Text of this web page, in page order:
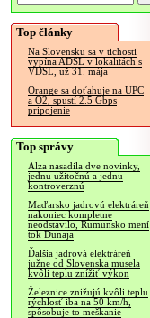
Top články
Na Slovensku sa v tichosti
vypína ADSL v lokalitách s
VDSL, už 31. mája
Orange sa doťahuje na UPC
a O2, spustí 2.5 Gbps
pripojenie
Top správy
Alza nasadila dve novinky,
jednu užitočnú a jednu
kontroverznú
Maďarsko jadrovú elektráreň
nakoniec kompletne
neodstavilo, Rumunsko mení
tok Dunaja
Ďalšia jadrová elektráreň
južne od Slovenska musela
kvôli teplu znížiť výkon
Železnice znižujú kvôli teplu
rýchlosť iba na 50 km/h,
spôsobuje to meškanie